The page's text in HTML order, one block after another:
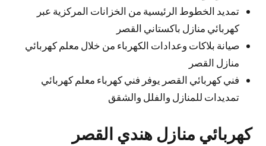
تمديد الخطوط الرئيسية من الخزانات المركزية عبر
كهربائي منازل باكستاني القصر
صيانة بلاكات وعدادات الكهرباء من خلال معلم كهربائي
منازل القصر
فني كهربائي القصر يوفر فني كهرباء معلم كهربائي
تمديدات للمنازل والفلل والشقق
كهربائي منازل هندي القصر